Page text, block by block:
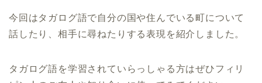
今回はタガログ語で自分の国や住んでいる町について
話したり、相手に尋ねたりする表現を紹介しました。
タガログ語を学習されていらっしゃる方はぜひフィリ